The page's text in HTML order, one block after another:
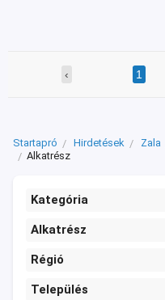
‹ 1
Startapró Hirdetések Zala
Alkatrész
Kategória
Alkatrész
Régió
Település